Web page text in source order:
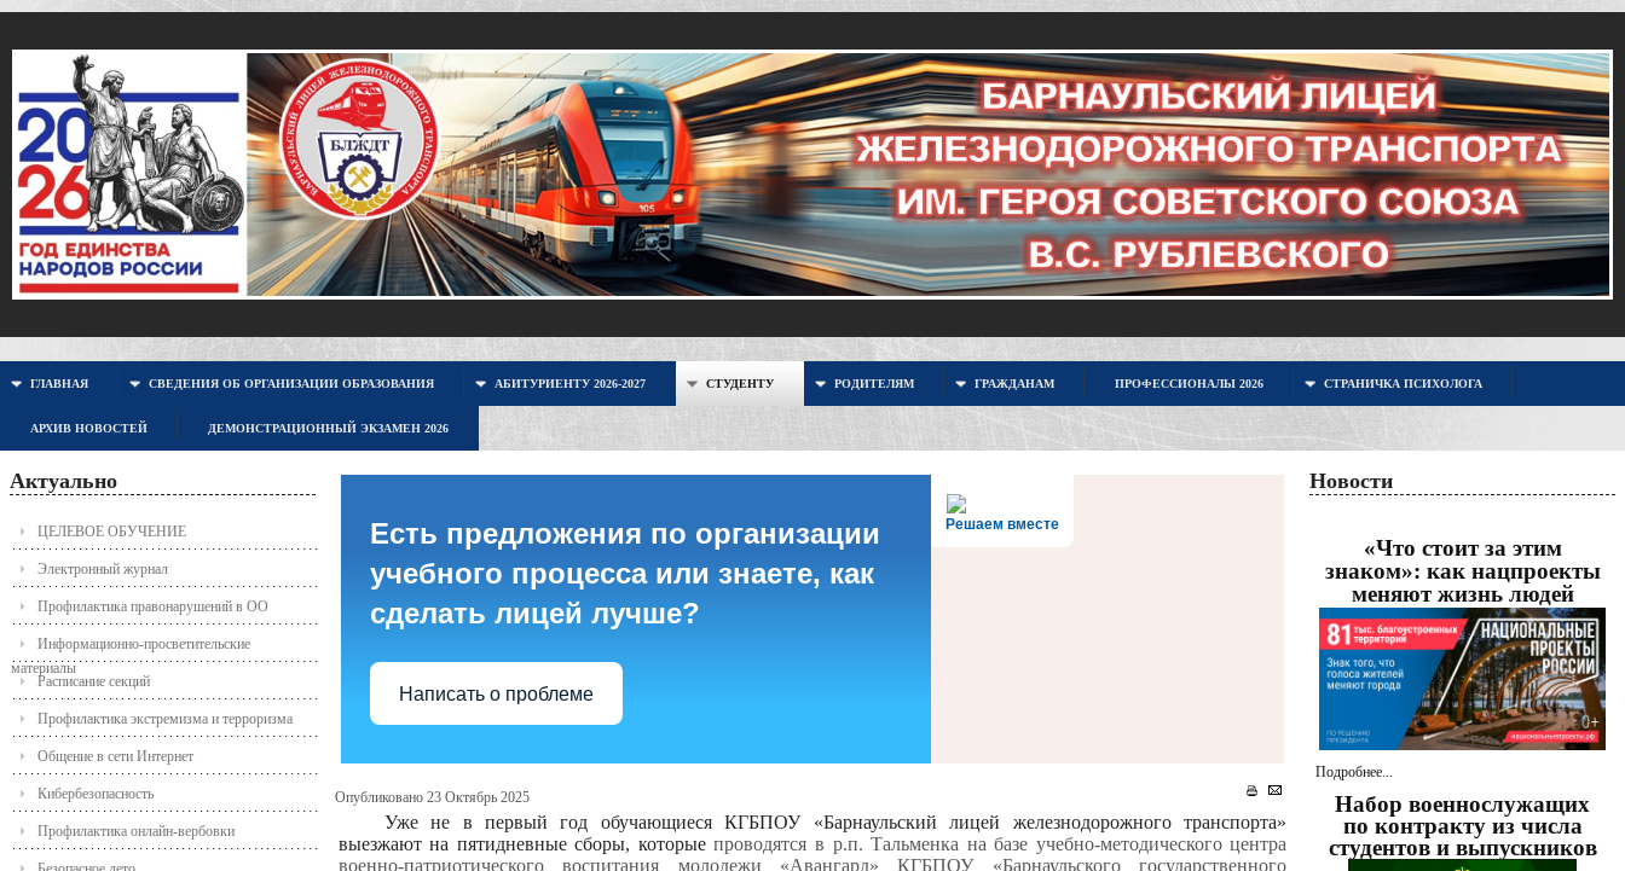
ГЛАВНАЯ СВЕДЕНИЯ ОБ ОРГАНИЗАЦИИ ОБРАЗОВАНИЯ АБИТУРИЕНТУ 2026-2027 СТУДЕНТУ РОДИТЕЛЯМ ГРАЖДАНАМ ПРОФЕССИОНАЛЫ 2026 СТРАНИЧКА ПСИХОЛОГА
АРХИВ НОВОСТЕЙ ДЕМОНСТРАЦИОННЫЙ ЭКЗАМЕН 2026
Актуально
ЦЕЛЕВОЕ ОБУЧЕНИЕ
Электронный журнал
Профилактика правонарушений в ОО
Информационно-просветительские
материалы
Расписание секций
Профилактика экстремизма и терроризма
Общение в сети Интернет
Кибербезопасность
Профилактика онлайн-вербовки
Решаем вместе
Есть предложения по организации
учебного процесса или знаете, как
сделать лицей лучше?
Написать о проблеме
Опубликовано 23 Октябрь 2025
Уже не в первый год обучающиеся КГБПОУ «Барнаульский лицей железнодорожного транспорта»
выезжают на пятидневные сборы, которыепроводятся в р.п. Тальменка на базе учебно-методического центра
военно-патриотического воспитания молодежи «Авангард» КГБПОУ «Барнаульского государственного
Новости
«Что стоит за этим
знаком»: как нацпроекты
меняют жизнь людей
Подробнее...
Набор военнослужащих
по контракту из числа
студентов и выпускников